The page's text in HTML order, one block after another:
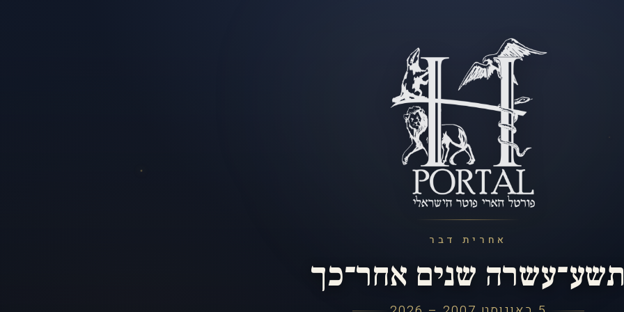
אחרית דבר
שנים אחר־כך